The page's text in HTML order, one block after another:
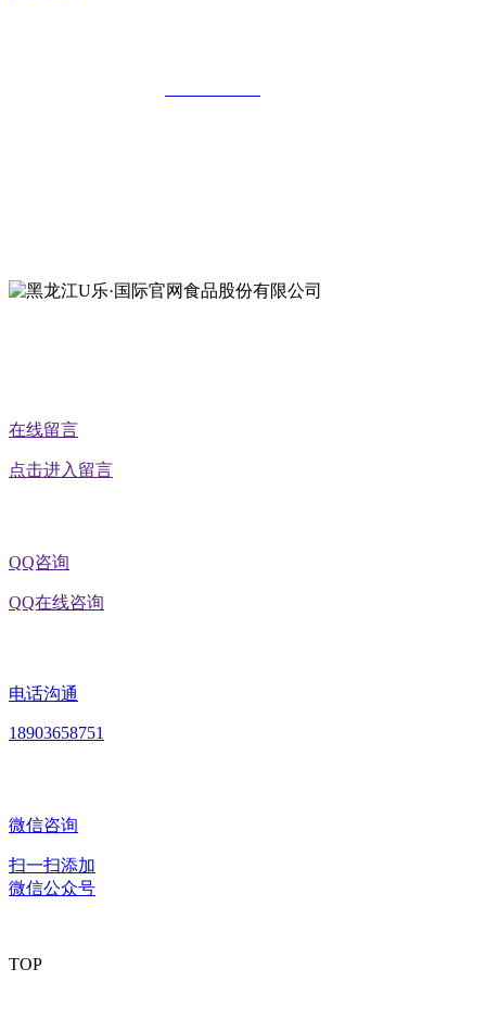
在线留言
点击进入留言
QQ咨询
QQ在线咨询
电话沟通
18903658751
微信咨询
扫一扫添加
微信公众号
TOP